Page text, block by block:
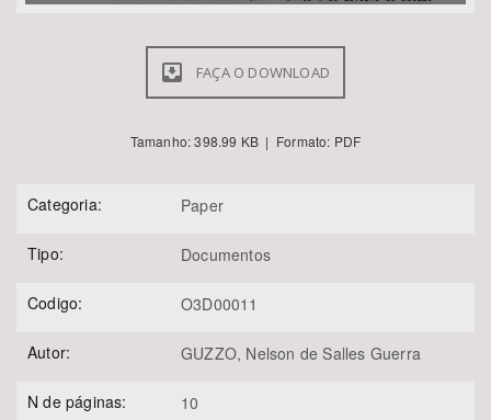
FAÇA O DOWNLOAD
Tamanho: 398.99 KB | Formato: PDF
Categoria: Paper
Tipo: Documentos
Codigo: O3D00011
Autor: GUZZO, Nelson de Salles Guerra
N de páginas: 10